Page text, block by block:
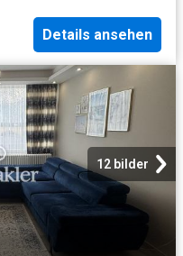
Details ansehen
12 bilder